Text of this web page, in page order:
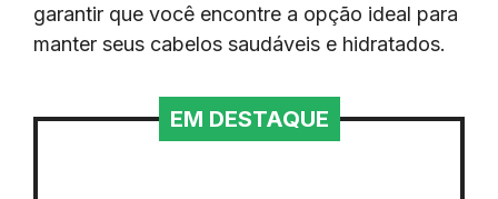
garantir que você encontre a opção ideal para
manter seus cabelos saudáveis e hidratados.
EM DESTAQUE